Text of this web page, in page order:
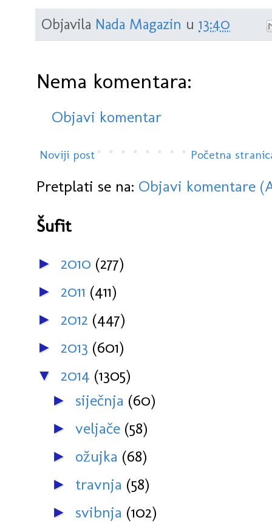
Objavila Nada Magazin u 13:40
Nema komentara:
Objavi komentar
Noviji post Početna
Pretplati se na: Objavi komentare
Šufit
► 2010 (277)
► 2011 (411)
► 2012 (447)
► 2013 (601)
▼ 2014 (1305)
► siječnja (60)
► veljače (58)
► ožujka (68)
► travnja (58)
► svibnja (102)